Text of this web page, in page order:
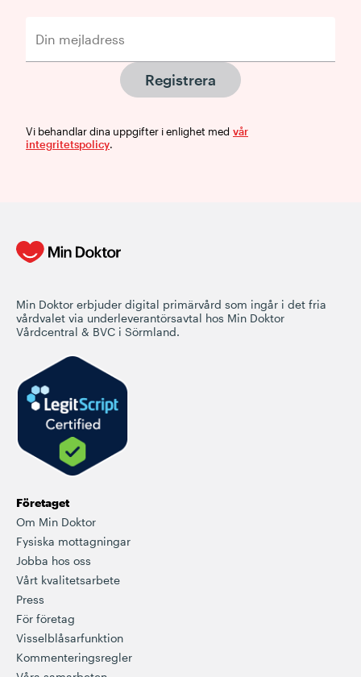
Registrera
Vi behandlar dina uppgifter i enlighet med vår
integritetspolicy.
Min Doktor erbjuder digital primärvård som ingår i det fria
vårdvalet via underleverantörsavtal hos Min Doktor
Vårdcentral & BVC i Sörmland.
Företaget
Om Min Doktor
Fysiska mottagningar
Jobba hos oss
Vårt kvalitetsarbete
Press
För företag
Visselblåsarfunktion
Kommenteringsregler